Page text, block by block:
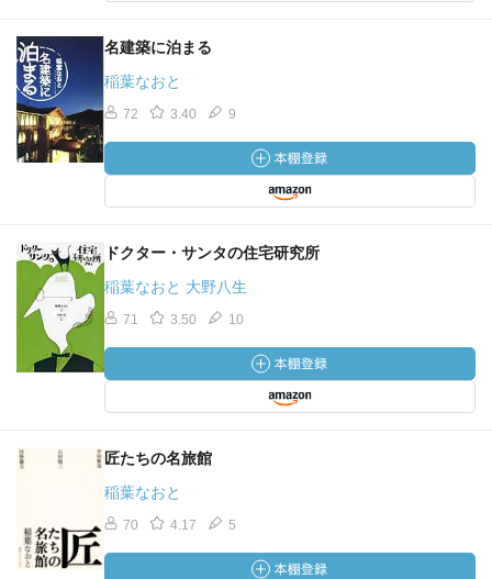
名建築に泊まる
稲葉なおと
72 3.40 9
ドクター・サンタの住宅研究所
稲葉なおと 大野八生
71 3.50 10
匠たちの名旅館
稲葉なおと
70 4.17 5